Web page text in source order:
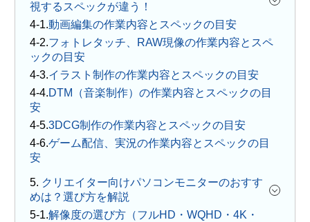
視するスペックが違う！
動画編集の作業内容とスペックの目安
フォトレタッチ、RAW現像の作業内容とスペ
ックの目安
イラスト制作の作業内容とスペックの目安
DTM（音楽制作）の作業内容とスペックの目
安
3DCG制作の作業内容とスペックの目安
ゲーム配信、実況の作業内容とスペックの目
安
5. クリエイター向けパソコンモニターのおすす
めは？選び方を解説
解像度の選び方（フルHD・WQHD・4K・